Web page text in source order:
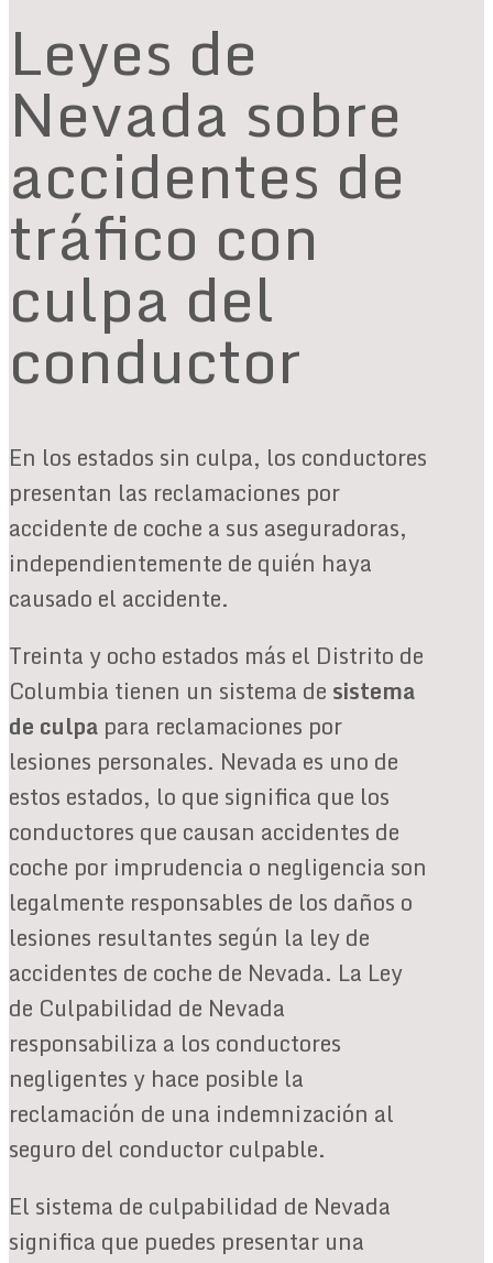
Leyes de
Nevada sobre
accidentes de
tráfico con
culpa del
conductor
En los estados sin culpa, los conductores
presentan las reclamaciones por
accidente de coche a sus aseguradoras,
independientemente de quién haya
causado el accidente.
Treinta y ocho estados más el Distrito de
Columbia tienen un sistema de sistema
de culpa para reclamaciones por
lesiones personales. Nevada es uno de
estos estados, lo que significa que los
conductores que causan accidentes de
coche por imprudencia o negligencia son
legalmente responsables de los daños o
lesiones resultantes según la ley de
accidentes de coche de Nevada. La Ley
de Culpabilidad de Nevada
responsabiliza a los conductores
negligentes y hace posible la
reclamación de una indemnización al
seguro del conductor culpable.
El sistema de culpabilidad de Nevada
significa que puedes presentar una